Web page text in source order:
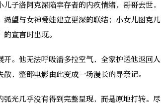
子洛阿克深陷幸存者的内疚情绪，哥哥去世，
望与女神爱娃建立更深的联结；小女儿图克几
宣言时出现。
他无法呼吸潘多拉空气，全家护送他返回人
，整部电影由此变成一场漫长的寻亲记。
光几乎没有得到完整呈现，而是原地打转。尽